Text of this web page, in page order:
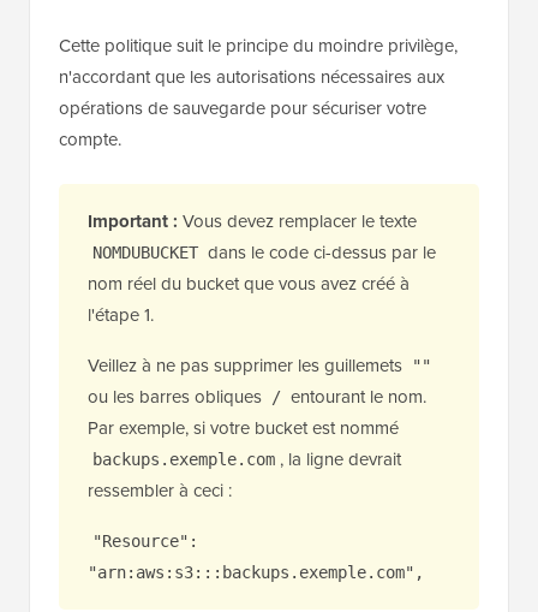
Cette politique suit le principe du moindre privilège,
n'accordant que les autorisations nécessaires aux
opérations de sauvegarde pour sécuriser votre
compte.
Important : Vous devez remplacer le texte
NOMDUBUCKET dans le code ci-dessus par le
nom réel du bucket que vous avez créé à
l'étape 1.
Veillez à ne pas supprimer les guillemets
""
ou les barres obliques / entourant le nom.
Par exemple, si votre bucket est nommé
backups.exemple.com , la ligne devrait
ressembler à ceci :
"Resource":
"arn:aws:s3:::backups.exemple.com",